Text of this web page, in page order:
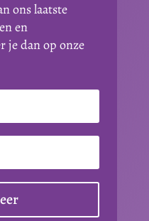
ons laatste
en
je dan op onze